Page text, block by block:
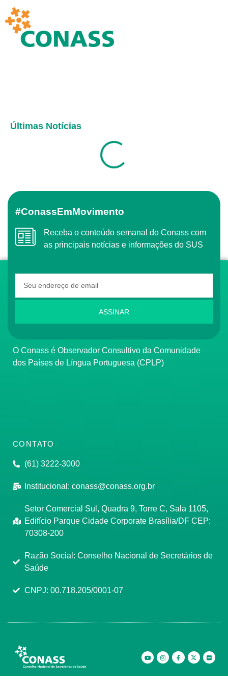
Últimas Notícias
#ConassEmMovimento
Receba o conteúdo semanal do Conass com
as principais notícias e informações do SUS
ASSINAR
O Conass é Observador Consultivo da Comunidade
dos Países de Língua Portuguesa (CPLP)
CONTATO
(61) 3222-3000
Institucional: conass@conass.org.br
Setor Comercial Sul, Quadra 9, Torre C, Sala 1105,
Edifício Parque Cidade Corporate Brasília/DF CEP:
70308-200
Razão Social: Conselho Nacional de Secretários de
Saúde
CNPJ: 00.718.205/0001-07